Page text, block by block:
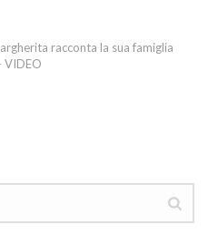
racconta la sua famiglia
VIDEO